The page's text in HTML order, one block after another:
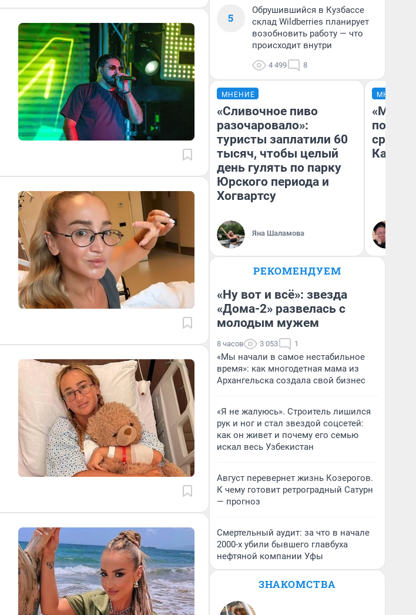
5
Обрушившийся в Кузбассе
склад Wildberries планирует
возобновить работу — что
происходит внутри
4 499 8
МНЕНИЕ
«Сливочное пиво
разочаровало»:
туристы заплатили 60
тысяч, чтобы целый
день гулять по парку
Юрского периода и
Хогвартсу
Яна Шаламова
МНЕНИЕ
РЕКОМЕНДУЕМ
«Ну вот и всё»: звезда
«Дома-2» развелась с
молодым мужем
8 часов 3 053 1
«Мы начали в самое нестабильное
время»: как многодетная мама из
Архангельска создала свой бизнес
«Я не жалуюсь». Строитель лишился
рук и ног и стал звездой соцсетей:
как он живет и почему его семью
искал весь Узбекистан
Август перевернет жизнь Козерогов.
К чему готовит ретроградный Сатурн
— прогноз
Смертельный аудит: за что в начале
2000-х убили бывшего главбуха
нефтяной компании Уфы
ЗНАКОМСТВА